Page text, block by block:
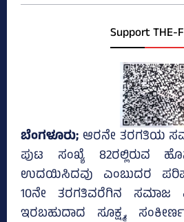
Support THE-
ಬೆಂಗಳೂರು; ಆರನೇ ತರಗತಿಯ
ಪುಟ ಸಂಖ್ಯೆ 82ರಲ್ಲಿರುವ
ಉದಯಿಸಿದವು ಎಂಬುದರ
10ನೇ ತರಗತಿವರೆಗಿನ ಸಮಾಜ
ಇರಬಹುದಾದ ಸೂಕ್ಷ್ಮ,